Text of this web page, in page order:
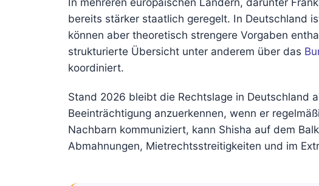
bereits stärker staatlich geregelt. In Deutschland
können aber theoretisch strengere Vorgaben
strukturierte Übersicht unter anderem über das
koordiniert.
Stand 2026 bleibt die Rechtslage in Deutschland
Beeinträchtigung anzuerkennen, wenn er
Nachbarn kommuniziert, kann Shisha auf dem
Abmahnungen, Mietrechtsstreitigkeiten und im